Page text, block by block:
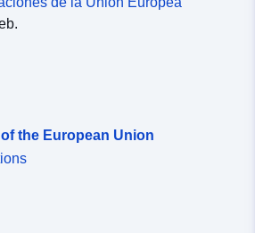
the European Union